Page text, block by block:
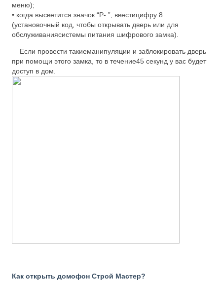
меню);
• когда высветится значок “Р- ”, ввестицифру 8
(установочный код, чтобы открывать дверь или для
обслуживаниясистемы питания шифрового замка).
Если провести такиеманипуляции и заблокировать дверь
при помощи этого замка, то в течение45 секунд у вас будет
доступ в дом.
Как открыть домофон Строй Мастер?